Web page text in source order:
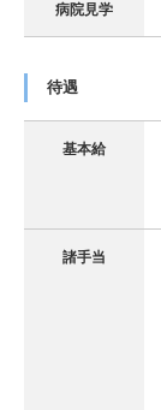
病院見学
待遇
基本給
諸手当